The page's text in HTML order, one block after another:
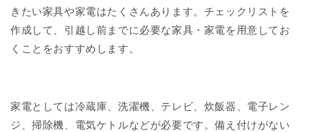
きたい家具や家電はたくさんあります。チェックリストを
作成して、引越し前までに必要な家具・家電を用意してお
くことをおすすめします。
家電としては冷蔵庫、洗濯機、テレビ、炊飯器、電子レン
ジ、掃除機、電気ケトルなどが必要です。備え付けがない